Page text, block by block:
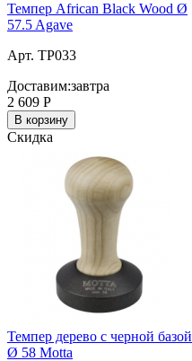
Темпер African Black Wood Ø
57.5 Agave
Арт. TP033
Доставим:завтра
2 609 Р
В корзину
Скидка
Темпер дерево с черной базой
Ø 58 Motta